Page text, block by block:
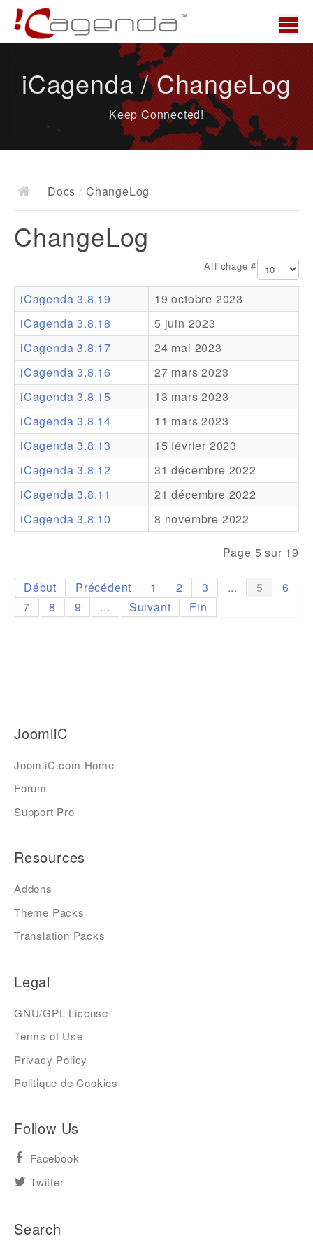
News
Docs
Documentation
Ressources
Addons
Theme Packs
Translation Packs
Support
Forum
Support Pro
iCagenda / ChangeLog
Keep Connected!
Docs / ChangeLog
ChangeLog
Affichage #
iCagenda 3.8.19
19 octobre 2023
iCagenda 3.8.18
5 juin 2023
iCagenda 3.8.17
24 mai 2023
iCagenda 3.8.16
27 mars 2023
iCagenda 3.8.15
13 mars 2023
iCagenda 3.8.14
11 mars 2023
iCagenda 3.8.13
15 février 2023
iCagenda 3.8.12
31 décembre 2022
iCagenda 3.8.11
21 décembre 2022
iCagenda 3.8.10
8 novembre 2022
Page 5 sur 19
Début Précédent 1 2 3 ... 5
6
7
8 9 ... Suivant Fin
JoomliC
JoomliC.com Home
Forum
Support Pro
Resources
Addons
Theme Packs
Translation Packs
Legal
GNU/GPL License
Terms of Use
Privacy Policy
Politique de Cookies
Follow Us
Facebook
Twitter
Search